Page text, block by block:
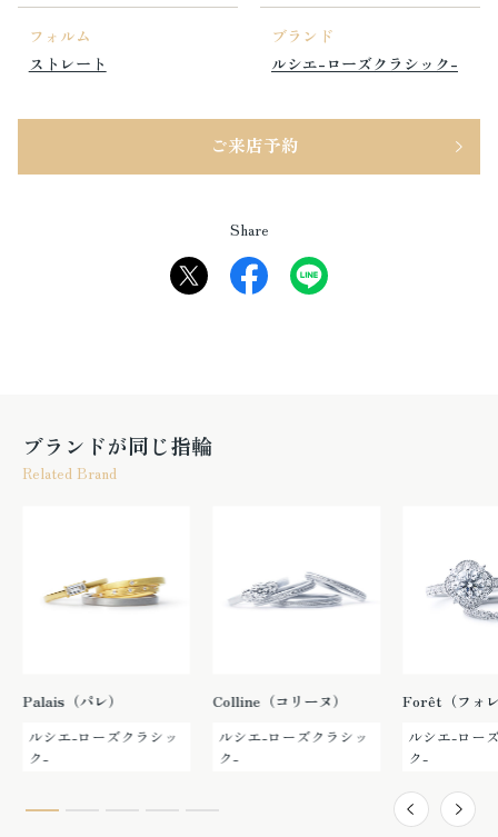
フォルム
ストレート
ブランド
ルシエ-ローズクラシック-
ご来店予約
Share
ブランドが同じ指輪
Related Brand
Palais（パレ）
ルシエ-ローズクラシッ
ク-
Colline（コリーヌ）
ルシエ-ローズクラシッ
ク-
Forêt（フォ
ルシエ-ロー
ク-